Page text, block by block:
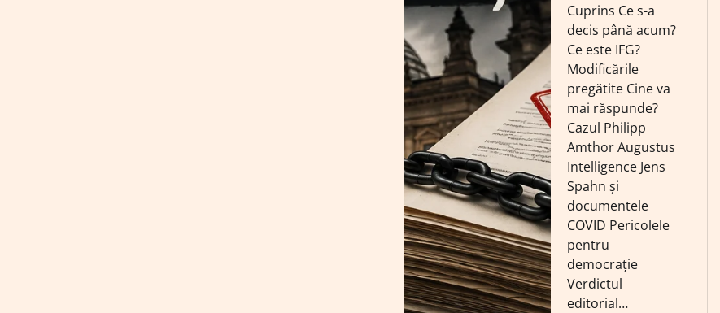
Cuprins Ce s-a
decis până acum?
Ce este IFG?
Modificările
pregătite Cine va
mai răspunde?
Cazul Philipp
Amthor Augustus
Intelligence Jens
Spahn și
documentele
COVID Pericolele
pentru
democrație
Verdictul
editorial…